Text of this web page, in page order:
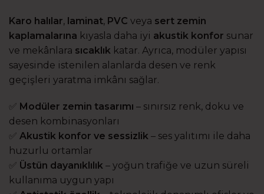
Karo halılar, laminat, PVC veya sert zemin
kaplamalarına kıyasla daha iyi akustik konfor sunar
ve mekânlara sıcaklık katar. Ayrıca, modüler yapısı
sayesinde istenilen alanlarda desen ve renk
geçişleri yaratma imkânı sağlar.
✅ Modüler zemin tasarımı – sınırsız renk, doku ve
desen kombinasyonları
✅ Akustik konfor ve sessizlik – ses yalıtımı ile daha
huzurlu ortamlar
✅ Üstün dayanıklılık – yoğun trafiğe ve uzun süreli
kullanıma uygun yapı